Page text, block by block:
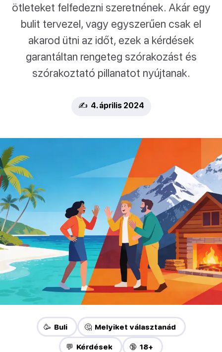
ötleteket felfedezni szeretnének. Akár egy
bulit tervezel, vagy egyszerűen csak el
akarod ütni az időt, ezek a kérdések
garantáltan rengeteg szórakozást és
szórakoztató pillanatot nyújtanak.
✍️ 4. április 2024
🥳 Buli 🤔 Melyiket választanád
💬 Kérdések 🔞 18+